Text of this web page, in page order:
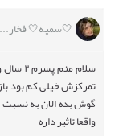
🤍سمیه🤍
تمرکزش خیلی کم بود
گوش بده الان به نسبت
واقعا تاثیر داره